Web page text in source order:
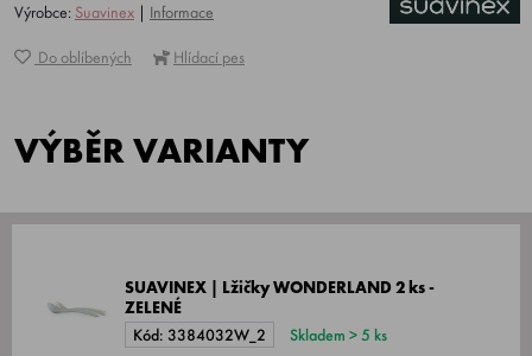
Výrobce: Suavinex | Informace
Do oblíbených Hlídací pes
VÝBĚR VARIANTY
SUAVINEX | Lžičky WONDERLAND 2 ks -
ZELENÉ
Kód: 3384032W_2
Skladem > 5 ks